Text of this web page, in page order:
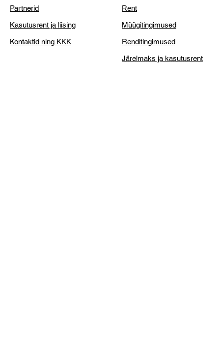
Partnerid
Kasutusrent ja liising
Kontaktid ning KKK
Rent
Müügitingimused
Renditingimused
Järelmaks ja kasutusrent